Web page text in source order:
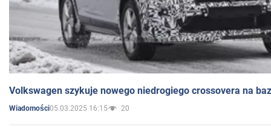
Volkswagen szykuje nowego niedrogiego crossovera na
Wiadomości05.03.2025 16:15 20